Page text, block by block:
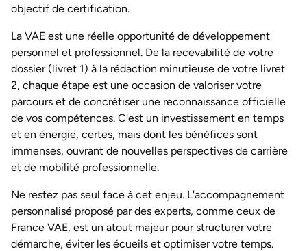
objectif de certification.
La VAE est une réelle opportunité de développement
personnel et professionnel. De la recevabilité de votre
dossier (livret 1) à la rédaction minutieuse de votre livret
2, chaque étape est une occasion de valoriser votre
parcours et de concrétiser une reconnaissance officielle
de vos compétences. C'est un investissement en temps
et en énergie, certes, mais dont les bénéfices sont
immenses, ouvrant de nouvelles perspectives de carrière
et de mobilité professionnelle.
Ne restez pas seul face à cet enjeu. L'accompagnement
personnalisé proposé par des experts, comme ceux de
France VAE, est un atout majeur pour structurer votre
démarche, éviter les écueils et optimiser votre temps.